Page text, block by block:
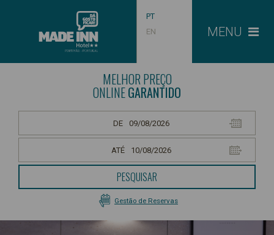
PT
EN
MENU
MELHOR PREÇO
ONLINEGARANTIDO
DE
ATÉ
PESQUISAR
Gestão de Reservas